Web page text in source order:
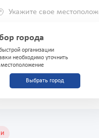
Укажите свое
города
организации
необходимо уточнить
местоположение
Выбрать город
03-03
300 мл